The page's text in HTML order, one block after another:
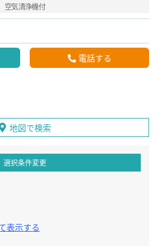
空気清浄機付
電話する
地図で検索
選択条件変更
表示する